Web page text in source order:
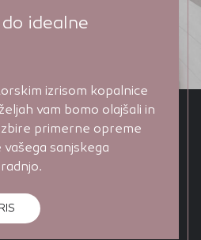
idealne
izrisom kopalnice
vam bomo olajšali in
primerne opreme
sanjskega